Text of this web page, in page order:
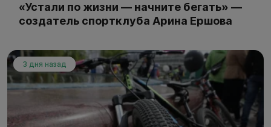
«Устали по жизни — начните бегать» —
создатель спортклуба Арина Ершова
3 дня назад